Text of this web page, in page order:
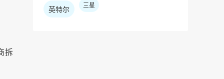
英特尔 三星
拆